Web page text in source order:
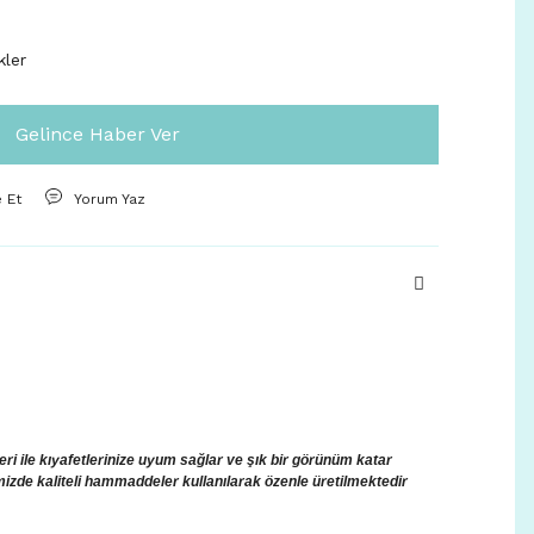
Gelince Haber Ver
Et Yorum Yaz
ile kıyafetlerinize uyum sağlar ve şık bir görünüm katar
kaliteli hammaddeler kullanılarak özenle üretilmektedir